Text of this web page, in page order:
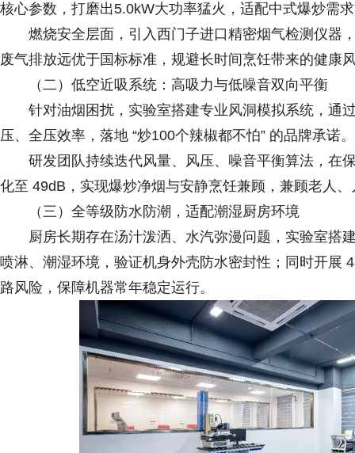
核心参数，打磨出5.0kW大功率猛火，适配中式爆炒需
燃烧安全层面，引入西门子进口精密烟气检测仪器
废气排放远优于国标标准，规避长时间烹饪带来的健康
（二）低空近吸系统：高吸力与低噪音双向平衡
针对油烟困扰，实验室搭建专业风洞模拟系统，通
压、全压效率，落地 “炒100个辣椒都不怕” 的品牌承诺。
研发团队持续迭代风量、风压、噪音平衡算法，在
化至 49dB，实现爆炒净烟与安静烹饪兼顾，兼顾老人
（三）全等级防水防潮，适配潮湿厨房环境
厨房长期存在汤汁泼洒、水汽弥漫问题，实验室搭
喷淋、潮湿环境，验证机身外壳防水密封性；同时开展
路风险，保障机器常年稳定运行。